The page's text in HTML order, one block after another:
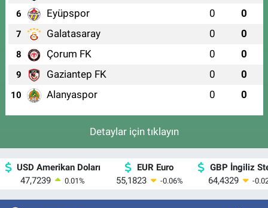
6 Eyüpspor 0 0
7 Galatasaray 0 0
8 Çorum FK 0 0
9 Gaziantep FK 0 0
10 Alanyaspor 0 0
Detaylar için tıklayın
USD Amerikan Doları
47,7239
0.01%
EUR Euro
55,1823
-0.06%
GBP İngiliz
64,4329
-